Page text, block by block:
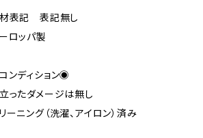
表記 表記無し
ロッパ製
ンディション◉
ったダメージは無し
ーニング（洗濯、アイロン）済み